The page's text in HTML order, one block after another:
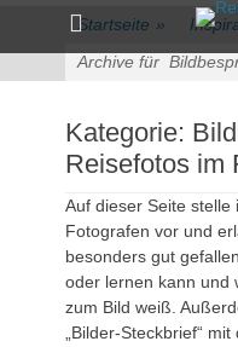
zum
Inhalt
überspringen
Primärmenü
Startseite »
Archive für
Kategorie:
Reisefotos im
Auf dieser Seite
Fotografen vor und
besonders gut
oder lernen kann und
zum Bild weiß.
„Bilder-Steckbrief“